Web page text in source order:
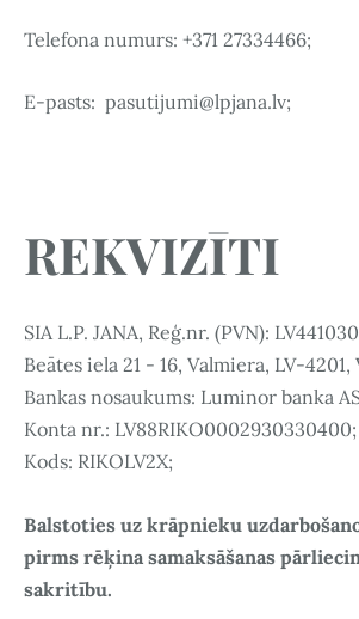
Telefona numurs: +371 27334466;
E-pasts: pasutijumi@lpjana.lv;
REKVIZĪTI
SIA L.P. JANA, Reģ.nr. (PVN):
Beātes iela 21 - 16, Valmiera, LV-4201,
Bankas nosaukums: Luminor banka
Konta nr.: LV88RIKO0002930330400;
Kods: RIKOLV2X;
Balstoties uz krāpnieku
pirms rēķina samaksāšanas
sakritību.